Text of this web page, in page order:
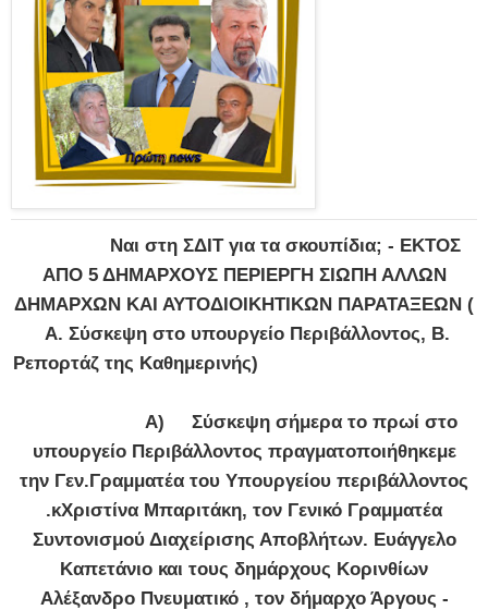
Ναι στη ΣΔΙΤ για τα σκουπίδια; - ΕΚΤΟΣ
ΑΠΟ 5 ΔΗΜΑΡΧΟΥΣ ΠΕΡΙΕΡΓΗ ΣΙΩΠΗ ΑΛΛΩΝ
ΔΗΜΑΡΧΩΝ ΚΑΙ ΑΥΤΟΔΙΟΙΚΗΤΙΚΩΝ ΠΑΡΑΤΑΞΕΩΝ (
Α. Σύσκεψη στο υπουργείο Περιβάλλοντος, Β.
Ρεπορτάζ της Καθημερινής)
Α) Σύσκεψη σήμερα το πρωί στο
υπουργείο Περιβάλλοντος πραγματοποιήθηκεμε
την Γεν.Γραμματέα του Υπουργείου περιβάλλοντος
.κΧριστίνα Μπαριτάκη, τον Γενικό Γραμματέα
Συντονισμού Διαχείρισης Αποβλήτων. Ευάγγελο
Καπετάνιο και τους δημάρχους Κορινθίων
Αλέξανδρο Πνευματικό , τον δήμαρχο Άργους -